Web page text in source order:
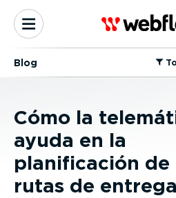
Blog
Cómo la
ayuda en la
planificación de
rutas de entrega